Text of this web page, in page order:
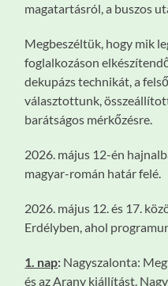
magatartásról, a buszos
Megbeszéltük, hogy mik
foglalkozáson
dekupázs technikát, a
választottunk,
barátságos mérkőzésre.
2026. május 12-én
magyar-román határ felé.
2026. május 12. és 17.
Erdélyben, ahol
1. nap: Nagyszalonta:
és az Arany kiállítást.